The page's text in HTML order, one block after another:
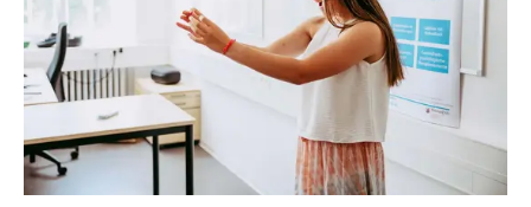
Personalvertretungen
Schwerbehindertenvertretungen
Informationssicherheit
Personalentwicklung
Personensuche